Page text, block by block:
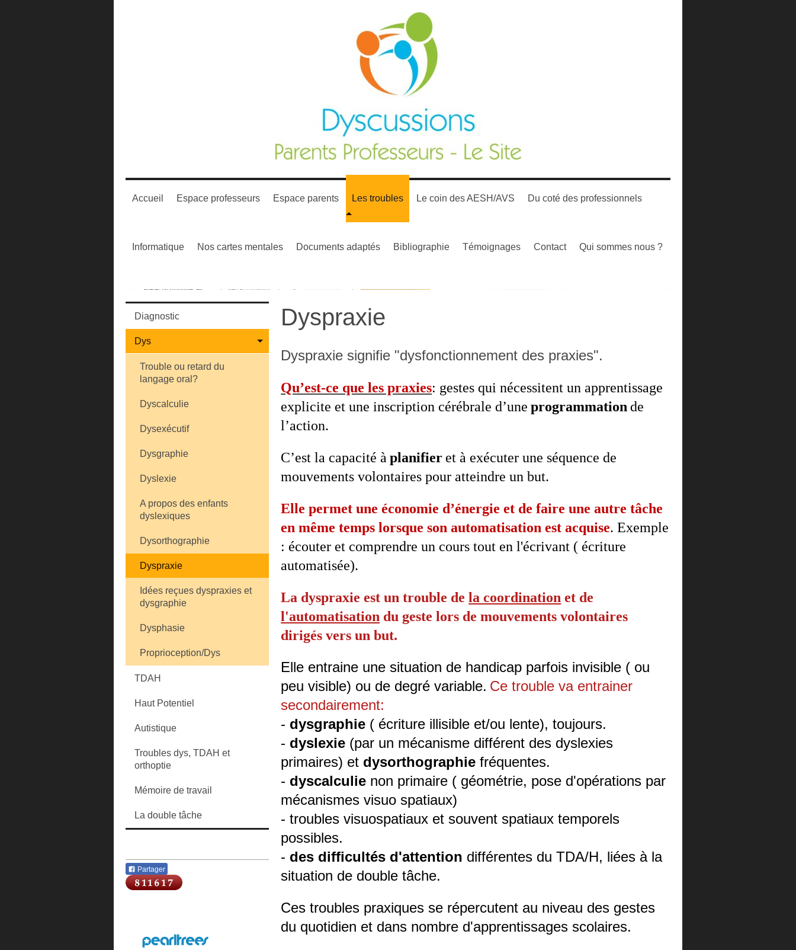
Accueil Espace professeurs Espace parents Les troubles Le coin des AESH/AVS Du coté des professionnels
Informatique Nos cartes mentales Documents adaptés Bibliographie Témoignages Contact Qui sommes nous ?
Dyspraxie
Dyspraxie signifie "dysfonctionnement des praxies".
Qu’est-ce que les praxies: gestes qui nécessitent un apprentissage
explicite et une inscription cérébrale d’une programmation de
l’action.
C’est la capacité à planifier et à exécuter une séquence de
mouvements volontaires pour atteindre un but.
Elle permet une économie d’énergie et de faire une autre tâche
en même temps lorsque son automatisation est acquise. Exemple
: écouter et comprendre un cours tout en l'écrivant ( écriture
automatisée).
La dyspraxie est un trouble dela coordination et de
l'automatisation du geste lors de mouvements volontaires
dirigés vers un but.
Elle entraine une situation de handicap parfois invisible ( ou
peu visible) ou de degré variable. Ce trouble va entrainer
secondairement:
- dysgraphie ( écriture illisible et/ou lente), toujours.
- dyslexie (par un mécanisme différent des dyslexies
primaires) et dysorthographie fréquentes.
- dyscalculie non primaire ( géométrie, pose d'opérations par
mécanismes visuo spatiaux)
- troubles visuospatiaux et souvent spatiaux temporels
possibles.
- des difficultés d'attention différentes du TDA/H, liées à la
situation de double tâche.
Ces troubles praxiques se répercutent au niveau des gestes
du quotidien et dans nombre d'apprentissages scolaires.
Diagnostic
Dys
Trouble ou retard du
langage oral?
Dyscalculie
Dysexécutif
Dysgraphie
Dyslexie
A propos des enfants
dyslexiques
Dysorthographie
Dyspraxie
Idées reçues dyspraxies et
dysgraphie
Dysphasie
Proprioception/Dys
TDAH
Haut Potentiel
Autistique
Troubles dys, TDAH et
orthoptie
Mémoire de travail
La double tâche
Partager